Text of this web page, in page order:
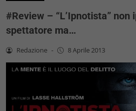
#Review – “L’Ipnotista” non
spettatore ma…
Redazione - 8 Aprile 2013